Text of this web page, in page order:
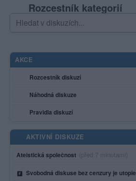
Rozcestník kategorií
Hledat v diskuzích
AKCE
Rozcestník diskuzí
Náhodná diskuze
Pravidla diskuzí
AKTIVNÍ DISKUZE
Ateistická společnost Poslední aktivita:
(před 7 minutami)
Svobodná diskuse bez cenzury je utopie